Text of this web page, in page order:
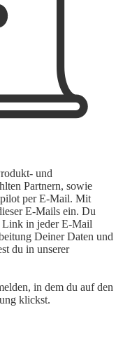
und
Partnern, sowie
per E-Mail. Mit
E-Mails ein. Du
Link in jeder E-Mail
Deiner Daten und
du in unserer
in dem du auf den
klickst.